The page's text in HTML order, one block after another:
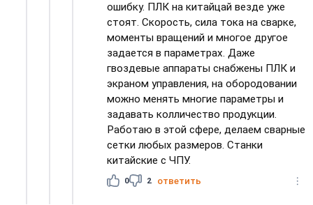
ошибку. ПЛК на китайцай везде уже
стоят. Скорость, сила тока на сварке,
моменты вращений и многое другое
задается в параметрах. Даже
гвоздевые аппараты снабжены ПЛК и
экраном управления, на обородовании
можно менять многие параметры и
задавать колличество продукции.
Работаю в этой сфере, делаем сварные
сетки любых размеров. Станки
китайские с ЧПУ.
0 2 ответить